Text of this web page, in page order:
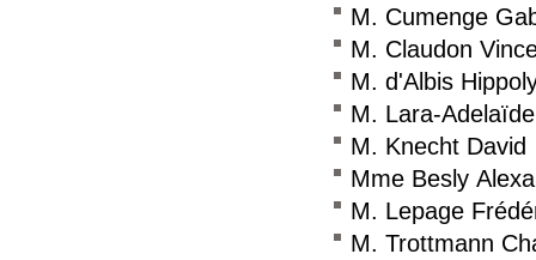
M. Cumenge
M. Claudon
M. d'Albis
M. Lara-
M. Knecht David
Mme Besly
M. Lepage
M. Trottmann